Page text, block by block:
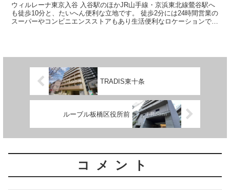
ウィルレーナ東京入谷 入谷駅のほかJR山手線・京浜東北線鶯谷駅へ
も徒歩10分と、たいへん便利な立地です。 徒歩2分には24時間営業の
スーパーやコンビニエンスストアもあり生活便利なロケーションで
TRADIS東十条
ルーブル板橋区役所前
コメント